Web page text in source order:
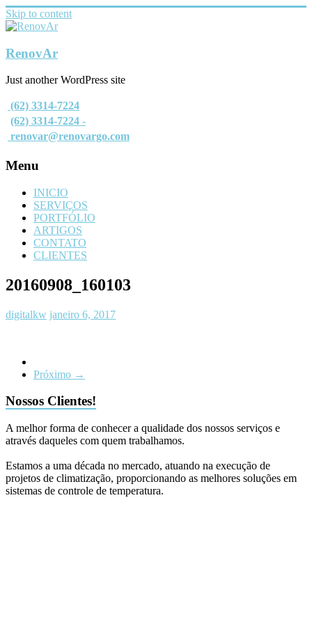
Skip to content
RenovAr
Just another WordPress site
(62) 3314-7224
(62) 3314-7224 -
renovar@renovargo.com
Menu
INICIO
SERVIÇOS
PORTFÓLIO
ARTIGOS
CONTATO
CLIENTES
20160908_160103
digitalkw janeiro 6, 2017
Próximo →
Nossos Clientes!
A melhor forma de conhecer a qualidade dos nossos serviços e
através daqueles com quem trabalhamos.
Estamos a uma década no mercado, atuando na execução de
projetos de climatização, proporcionando as melhores soluções em
sistemas de controle de temperatura.